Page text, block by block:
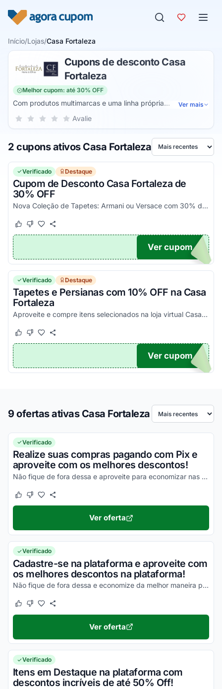
Início/Lojas/Casa Fortaleza
Cupons de desconto Casa
Fortaleza
Melhor cupom: até 30% OFF
Com produtos multimarcas e uma linha própria
especialmente desenvolvida a partir de materiais
eventos e tendências de decoração, e no lugar mais
especial, na sua casa. Onde você encontra tudo que você
precisa para decorar o seu ambiente e torná-lo muito mais
agradável.
Ver mais
Sua nota para Casa Fortaleza, de 1 a 5 estrelas
5 estrelas
4 estrelas
3 estrelas
2 estrelas
1 estrela Avalie
2 cupons ativos Casa FortalezaOrdenar por
Verificado Destaque
Cupom de Desconto Casa Fortaleza de
30% OFF
Nova Coleção de Tapetes: Armani ou Versace com 30% de desconto usando o código promocional!
Este cupom funcionou
Este cupom não funcionou
PETE
Ver cupom
Verificado Destaque
Tapetes e Persianas com 10% OFF na Casa
Fortaleza
Aproveite e compre itens selecionados na loja virtual Casa Fortaleza e economize 10% em tapetes e persianas. Ative seu desconto e economize agora!
Este cupom funcionou
Este cupom não funcionou
O...
Ver cupom
9 ofertas ativas Casa Fortaleza Ordenar por
Verificado
Realize suas compras pagando com Pix e
aproveite com os melhores descontos!
Não fique de fora dessa e aproveite para economizar nas suas compras da melhor maneira possível com o Agora Cupom!
Este cupom funcionou
Este cupom não funcionou
Ver oferta
Verificado
Cadastre-se na plataforma e aproveite com
os melhores descontos na plataforma!
Não fique de fora dessa e economize da melhor maneira possível!
Este cupom funcionou
Este cupom não funcionou
Ver oferta
Verificado
Itens em Destaque na plataforma com
descontos incríveis de até 50% Off!